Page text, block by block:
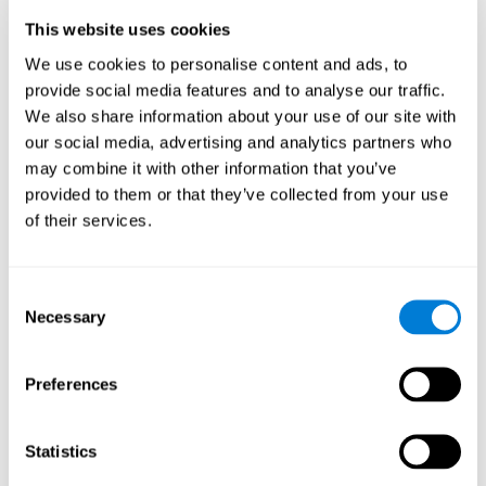
This website uses cookies
We use cookies to personalise content and ads, to
provide social media features and to analyse our traffic.
We also share information about your use of our site with
our social media, advertising and analytics partners who
may combine it with other information that you’ve
provided to them or that they’ve collected from your use
of their services.
Selection
Necessary
Preferences
Statistics
nombre et la densité des fuseaux du sommeil.
Il est donc raisonnable de supposer qu'un nouvel apprentissage
entraînement cognitif adéquat peut aider
Changer la structure du sommeil
Améliorer la qualité du sommeil.
Améliorer l'état cognitif
Méthodologie
semaines a été mené chez des personnes âgées indépendantes
atteintes d'insomnie en utilisant un modèle à deux groupes:
spécifique(groupe témoin).
l'entraînement. Pour ce faire, on a utilisé l'outil
. Un assistant de recherche est venu chez